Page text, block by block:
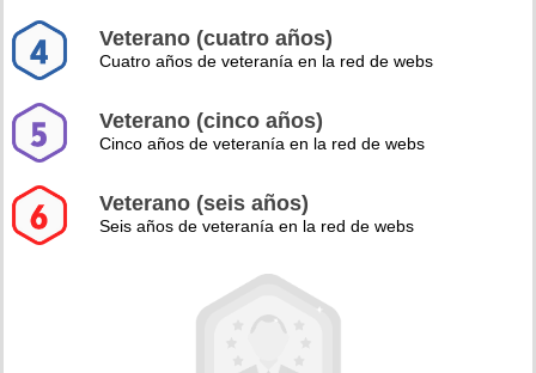
Veterano (cuatro años)
Cuatro años de veteranía en la red de webs
Veterano (cinco años)
Cinco años de veteranía en la red de webs
Veterano (seis años)
Seis años de veteranía en la red de webs